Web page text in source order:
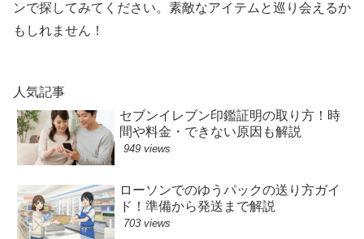
ンで探してみてください。素敵なアイテムと巡り会えるか
もしれません！
人気記事
セブンイレブン印鑑証明の取り方！時
間や料金・できない原因も解説
949 views
ローソンでのゆうパックの送り方ガイ
ド！準備から発送まで解説
703 views